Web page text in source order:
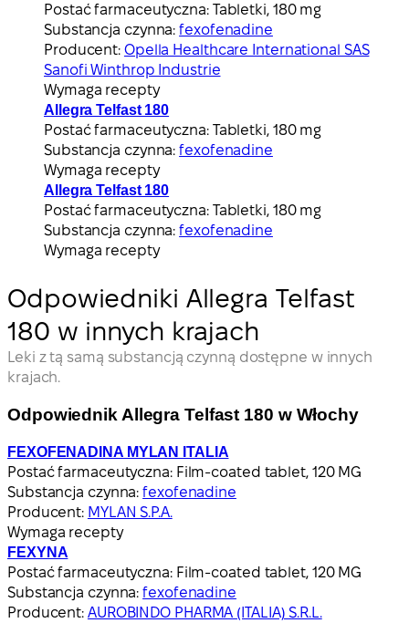
Postać farmaceutyczna: Tabletki, 180 mg
Substancja czynna:fexofenadine
Producent: Opella Healthcare International SAS
Sanofi Winthrop Industrie
Wymaga recepty
Allegra Telfast 180
Postać farmaceutyczna: Tabletki, 180 mg
Substancja czynna:fexofenadine
Wymaga recepty
Allegra Telfast 180
Postać farmaceutyczna: Tabletki, 180 mg
Substancja czynna:fexofenadine
Wymaga recepty
Odpowiedniki Allegra Telfast
180 w innych krajach
Leki z tą samą substancją czynną dostępne w innych
krajach.
Odpowiednik Allegra Telfast 180 w Włochy
FEXOFENADINA MYLAN ITALIA
Postać farmaceutyczna: Film-coated tablet, 120 MG
Substancja czynna:fexofenadine
Producent: MYLAN S.P.A.
Wymaga recepty
FEXYNA
Postać farmaceutyczna: Film-coated tablet, 120 MG
Substancja czynna:fexofenadine
Producent: AUROBINDO PHARMA (ITALIA) S.R.L.